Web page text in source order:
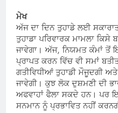
ਮੇਖ
ਅੱਜ ਦਾ ਦਿਨ ਤੁਹਾਡੇ ਲਈ
ਤੁਹਾਡਾ ਪਰਿਵਾਰਕ ਮਾਮਲਾ
ਜਾਵੇਗਾ। ਅੱਜ, ਨਿਯਮਤ ਕੰਮਾਂ ਤੋਂ
ਪ੍ਰਾਪਤ ਕਰਨ ਵਿੱਚ ਵੀ ਸਮਾਂ
ਗਤੀਵਿਧੀਆਂ ਤੁਹਾਡੀ ਮੌਜੂਦਗੀ ਅਤੇ
ਜਾਵੇਗੀ। ਕੁਝ ਲੋਕ ਦੁਸ਼ਮਣੀ ਦੀ
ਅਫਵਾਹਾਂ ਫੈਲਾ ਸਕਦੇ ਹਨ। ਪਰ
ਸਨਮਾਨ ਨੂੰ ਪ੍ਰਭਾਵਿਤ ਨਹੀਂ